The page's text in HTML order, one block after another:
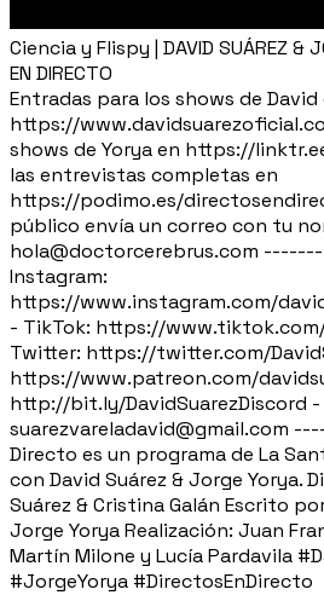
Ciencia y Flispy | DAVID SUÁREZ &
EN DIRECTO
Entradas para los shows de David
https://
shows de Yorya en https://
las entrevistas completas en
https://podimo.es/
público envía un correo con tu
hola@doctorcerebrus.com
Instagram:
https://www.instagram.com/
- TikTok: https://
Twitter: https://twitter.com/
https://www.patreon.com/
http://bit.ly/DavidSuarezDiscord -
suarezvareladavid@gmail.com
Directo es un programa de La
con David Suárez & Jorge Yorya.
Suárez & Cristina Galán Escrito
Jorge Yorya Realización: Juan
Martín Milone y Lucía Pardavila
#JorgeYorya #DirectosEnDirecto